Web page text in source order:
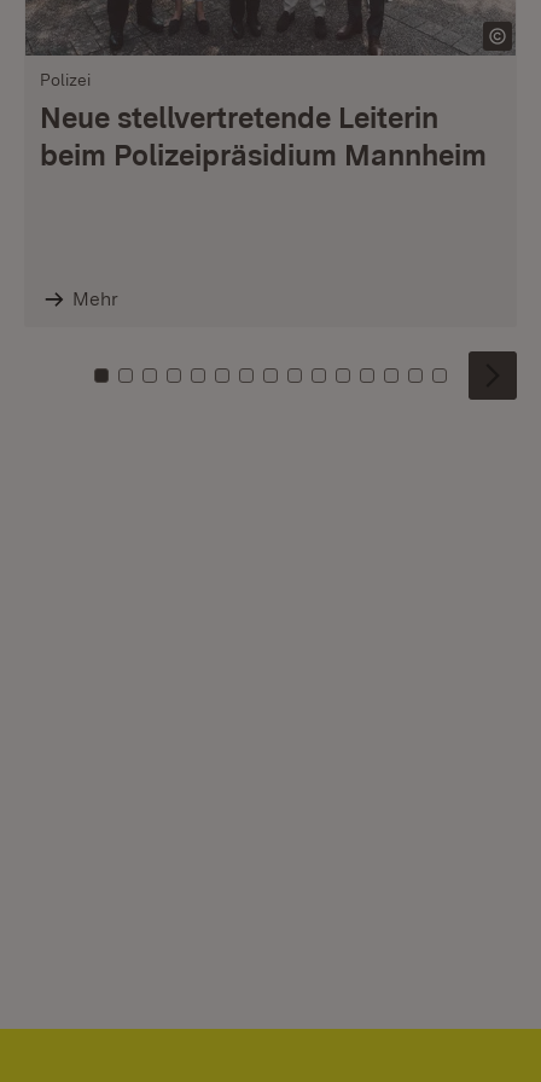
Polizei
Neue stellvertretende Leiterin
beim Polizeipräsidium Mannheim
Mehr
Zu Kachel: 0
Zu Kachel: 1
Zu Kachel: 2
Zu Kachel: 3
Zu Kachel: 4
Zu Kachel: 5
Zu Kachel: 6
Zu Kachel: 7
Zu Kachel: 8
Zu Kachel: 9
Zu Kachel: 10
Zu Kachel: 11
Zu Kachel: 12
Zu Kachel:
Zu